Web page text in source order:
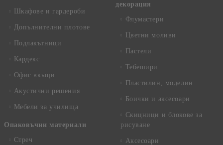
Шкафове и гардероби
Допълнителни плотове
Подлакътници
Кардекс
Офис вкъщи
Акустични решения
Мебели за училища
Опаковъчни материали
Стреч
декорация
Флумастери
Цветни моливи
Пастели
Тебешири
Пластилин, моделин
Боички и аксесоари
Скицници и блокове за
рисуване
Аксесоари